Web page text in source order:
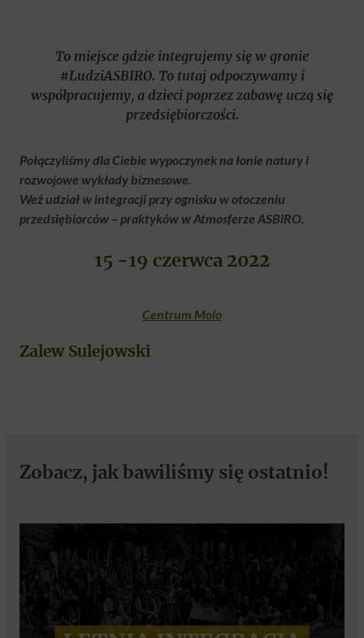
To miejsce gdzie integrujemy się w gronie
#LudziASBIRO. To tutaj odpoczywamy i
współpracujemy, a dzieci poprzez zabawę uczą się
przedsiębiorczości.
Połączyliśmy dla Ciebie wypoczynek na łonie natury i
rozwojowe wykłady biznesowe.
Weź udział w integracji przy ognisku w otoczeniu
przedsiębiorców – praktyków w Atmosferze ASBiRO.
15 -19 czerwca 2022
Centrum Molo
Zalew Sulejowski
Zobacz, jak bawiliśmy się ostatnio!